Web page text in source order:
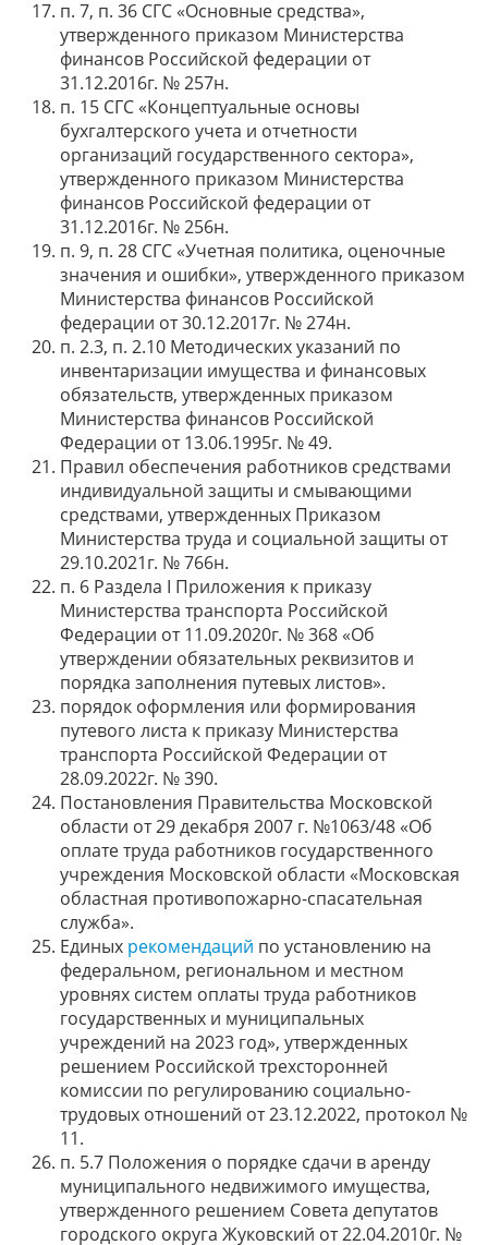
п. 7, п. 36 СГС «Основные средства»,
утвержденного приказом Министерства
финансов Российской федерации от
31.12.2016г. № 257н.
п. 15 СГС «Концептуальные основы
бухгалтерского учета и отчетности
организаций государственного сектора»,
утвержденного приказом Министерства
финансов Российской федерации от
31.12.2016г. № 256н.
п. 9, п. 28 СГС «Учетная политика, оценочные
значения и ошибки», утвержденного приказом
Министерства финансов Российской
федерации от 30.12.2017г. № 274н.
п. 2.3, п. 2.10 Методических указаний по
инвентаризации имущества и финансовых
обязательств, утвержденных приказом
Министерства финансов Российской
Федерации от 13.06.1995г. № 49.
Правил обеспечения работников средствами
индивидуальной защиты и смывающими
средствами, утвержденных Приказом
Министерства труда и социальной защиты от
29.10.2021г. № 766н.
п. 6 Раздела I Приложения к приказу
Министерства транспорта Российской
Федерации от 11.09.2020г. № 368 «Об
утверждении обязательных реквизитов и
порядка заполнения путевых листов».
порядок оформления или формирования
путевого листа к приказу Министерства
транспорта Российской Федерации от
28.09.2022г. № 390.
Постановления Правительства Московской
области от 29 декабря 2007 г. №1063/48 «Об
оплате труда работников государственного
учреждения Московской области «Московская
областная противопожарно-спасательная
служба».
Единых рекомендаций по установлению на
федеральном, региональном и местном
уровнях систем оплаты труда работников
государственных и муниципальных
учреждений на 2023 год», утвержденных
решением Российской трехсторонней
комиссии по регулированию социально-
трудовых отношений от 23.12.2022, протокол №
11.
п. 5.7 Положения о порядке сдачи в аренду
муниципального недвижимого имущества,
утвержденного решением Совета депутатов
городского округа Жуковский от 22.04.2010г. №